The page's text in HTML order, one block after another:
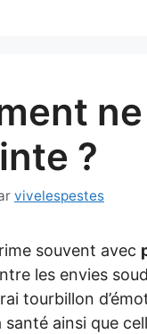
?
vivelespestes
rime souvent avec
les envies
tourbillon
santé ainsi que